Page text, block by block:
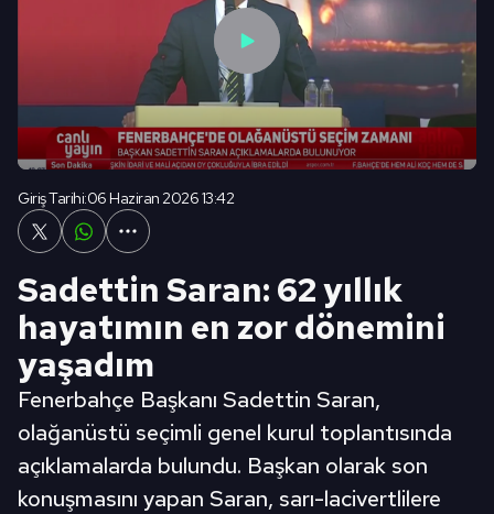
Giriş Tarihi:06 Haziran 2026 13:42
Sadettin Saran: 62 yıllık
hayatımın en zor dönemini
yaşadım
Fenerbahçe Başkanı Sadettin Saran,
olağanüstü seçimli genel kurul toplantısında
açıklamalarda bulundu. Başkan olarak son
konuşmasını yapan Saran, sarı-lacivertlilere